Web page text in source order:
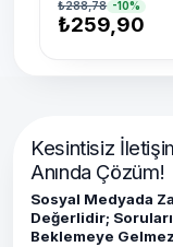
₺288,78 -10%
₺259,90
Kesintisiz
Anında Çözüm!
Sosyal Medyada
Değerlidir;
Beklemeye